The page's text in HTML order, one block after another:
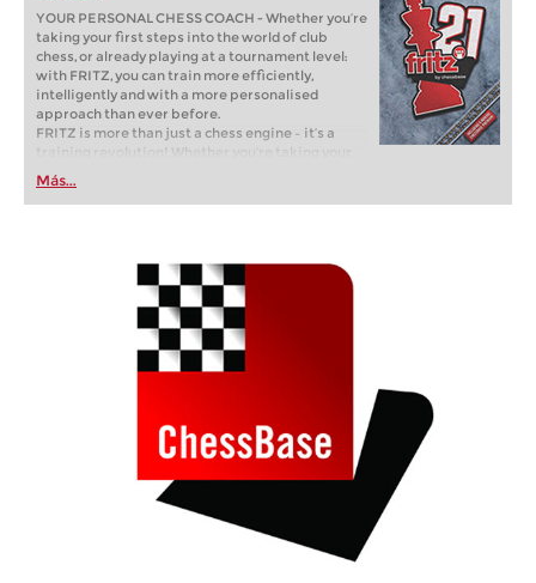
YOUR PERSONAL CHESS COACH - Whether you’re
taking your first steps into the world of club
chess, or already playing at a tournament level:
with FRITZ, you can train more efficiently,
intelligently and with a more personalised
approach than ever before.
FRITZ is more than just a chess engine – it’s a
training revolution! Whether you’re taking your
first steps into the world of club chess, or already
playing at a tournament level: with FRITZ, you can
train more efficiently, intelligently and with a
Más...